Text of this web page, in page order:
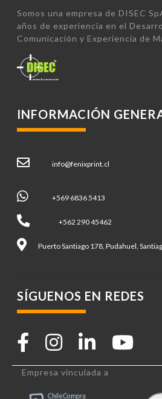
Somos una empresa de DISEC
años de experiencia en el
Comunicación y Experiencia de
INFORMACIÓN
info@fenixprint.cl
+569 6836 5413
+562 290 45462
Puerto Santiago 178, Pudahuel,
SÍGUENOS EN REDES
Empresa vinculada a